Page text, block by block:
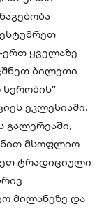
ყველაზე
ბილეთი
ეკლესიაში.
გალერეაში,
მსოფლიო
ტრადიციული
მილანეზე და